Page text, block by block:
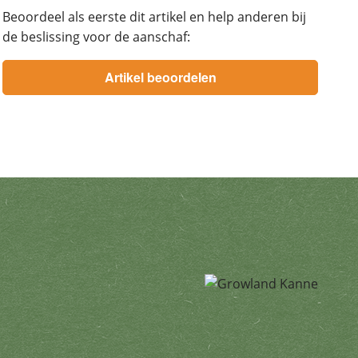
Beoordeel als eerste dit artikel en help anderen bij
de beslissing voor de aanschaf:
U kunt zich te